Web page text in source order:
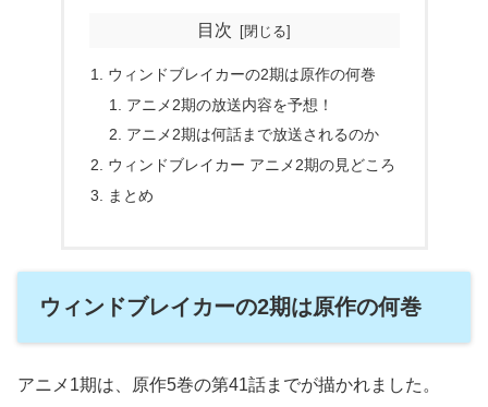
目次
ウィンドブレイカーの2期は原作の何巻
アニメ2期の放送内容を予想！
アニメ2期は何話まで放送されるのか
ウィンドブレイカー アニメ2期の見どころ
まとめ
ウィンドブレイカーの2期は原作の何巻
アニメ1期は、原作5巻の第41話までが描かれました。